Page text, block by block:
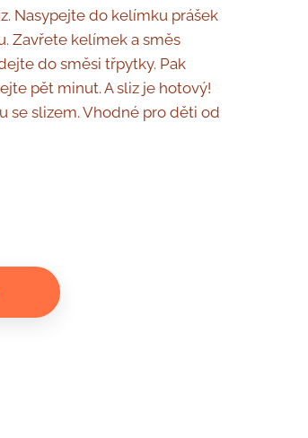
Nasypejte do kelímku prášek
Zavřete kelímek a směs
do směsi třpytky. Pak
pět minut. A sliz je hotový!
se slizem. Vhodné pro děti od